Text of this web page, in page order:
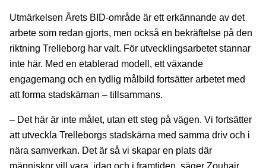
Utmärkelsen Årets BID-område är ett erkännande av det
arbete som redan gjorts, men också en bekräftelse på den
riktning Trelleborg har valt. För utvecklingsarbetet stannar
inte här. Med en etablerad modell, ett växande
engagemang och en tydlig målbild fortsätter arbetet med
att forma stadskärnan – tillsammans.
– Det här är inte målet, utan ett steg på vägen. Vi fortsätter
att utveckla Trelleborgs stadskärna med samma driv och i
nära samverkan. Det är så vi skapar en plats där
människor vill vara, idag och i framtiden, säger Zouhair